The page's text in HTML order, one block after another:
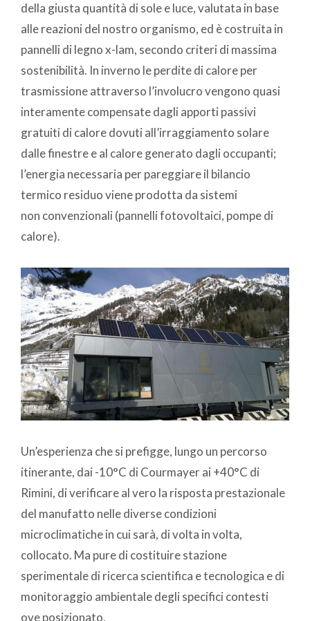
della giusta quantità di sole e luce, valutata in base
alle reazioni del nostro organismo, ed è costruita in
pannelli di legno x-lam, secondo criteri di massima
sostenibilità. In inverno le perdite di calore per
trasmissione attraverso l’involucro vengono quasi
interamente compensate dagli apporti passivi
gratuiti di calore dovuti all’irraggiamento solare
dalle finestre e al calore generato dagli occupanti;
l’energia necessaria per pareggiare il bilancio
termico residuo viene prodotta da sistemi
non convenzionali (pannelli fotovoltaici, pompe di
calore).
Un’esperienza che si prefigge, lungo un percorso
itinerante, dai -10°C di Courmayer ai +40°C di
Rimini, di verificare al vero la risposta prestazionale
del manufatto nelle diverse condizioni
microclimatiche in cui sarà, di volta in volta,
collocato. Ma pure di costituire stazione
sperimentale di ricerca scientifica e tecnologica e di
monitoraggio ambientale degli specifici contesti
ove posizionato.